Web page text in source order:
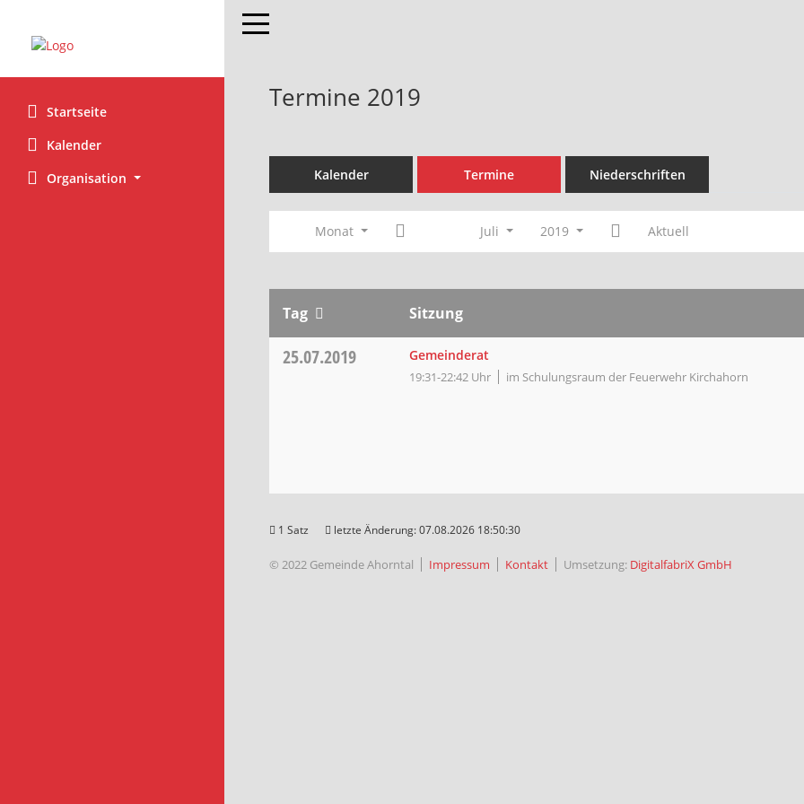
Startseite
Kalender
Organisation
Toggle navigation
Termine 2019
Kalender Termine Niederschriften
Monat Juli 2019 Aktuell
Tag Sitzung
25.07.2019 Gemeinderat
19:31-22:42 Uhr im Schulungsraum der Feuerwehr Kirchahorn
1 Satz letzte Änderung: 07.08.2026 18:50:30
© 2022 Gemeinde Ahorntal Impressum Kontakt Umsetzung: DigitalfabriX GmbH